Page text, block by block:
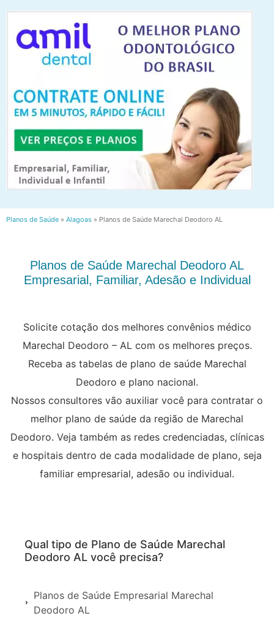
Planos de Saúde » Alagoas » Planos de Saúde Marechal Deodoro AL
Planos de Saúde Marechal Deodoro AL
Empresarial, Familiar, Adesão e Individual
Solicite cotação dos melhores convênios médico
Marechal Deodoro – AL com os melhores preços.
Receba as tabelas de plano de saúde Marechal
Deodoro e plano nacional.
Nossos consultores vão auxiliar você para contratar o
melhor plano de saúde da região de Marechal
Deodoro. Veja também as redes credenciadas, clínicas
e hospitais dentro de cada modalidade de plano, seja
familiar empresarial, adesão ou individual.
Qual tipo de Plano de Saúde Marechal
Deodoro AL você precisa?
Planos de Saúde Empresarial Marechal
Deodoro AL